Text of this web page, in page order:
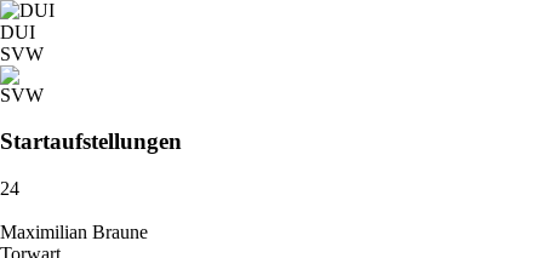
DUI
SVW
Startaufstellungen
24
Maximilian Braune